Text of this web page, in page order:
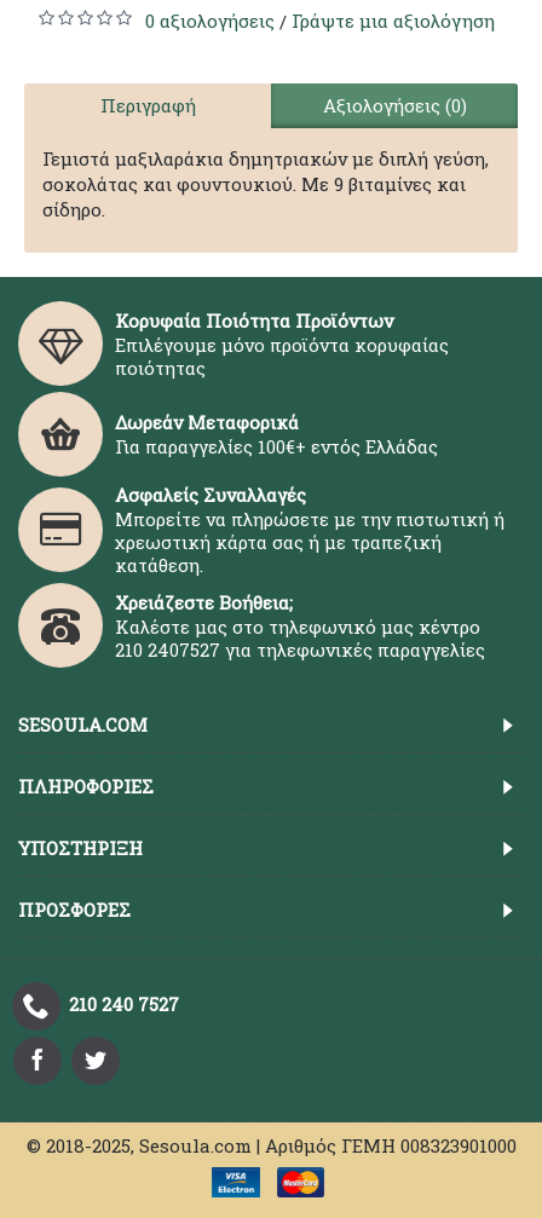
0 αξιολογήσεις / Γράψτε μια αξιολόγηση
Περιγραφή Αξιολογήσεις (0)
Γεμιστά μαξιλαράκια δημητριακών με διπλή γεύση,
σοκολάτας και φουντουκιού. Με 9 βιταμίνες και
σίδηρο.
Κορυφαία Ποιότητα Προϊόντων
Επιλέγουμε μόνο προϊόντα κορυφαίας
ποιότητας
Δωρεάν Μεταφορικά
Για παραγγελίες 100€+ εντός Ελλάδας
Ασφαλείς Συναλλαγές
Μπορείτε να πληρώσετε με την πιστωτική ή
χρεωστική κάρτα σας ή με τραπεζική
κατάθεση.
Χρειάζεστε Βοήθεια;
Καλέστε μας στο τηλεφωνικό μας κέντρο
210 2407527 για τηλεφωνικές παραγγελίες
SESOULA.COM
ΠΛΗΡΟΦΟΡΊΕΣ
ΥΠΟΣΤΉΡΙΞΗ
ΠΡΟΣΦΟΡΈΣ
210 240 7527
© 2018-2025, Sesoula.com | Αριθμός ΓΕΜΗ 008323901000